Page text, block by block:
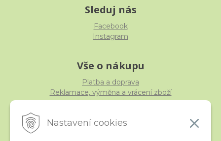
Nastavení cookies
Sleduj nás
Facebook
Instagram
Vše o nákupu
Platba a doprava
Reklamace, výměna a vrácení zboží
Obchodní podmínky